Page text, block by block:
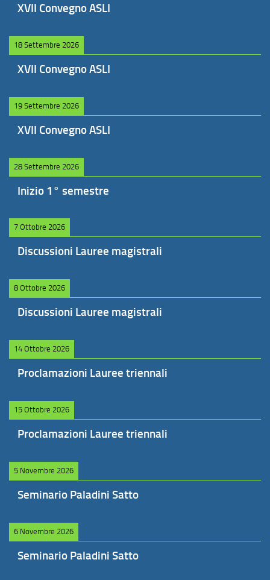
XVII Convegno ASLI
18 Settembre 2026
XVII Convegno ASLI
19 Settembre 2026
XVII Convegno ASLI
28 Settembre 2026
Inizio 1° semestre
7 Ottobre 2026
Discussioni Lauree magistrali
8 Ottobre 2026
Discussioni Lauree magistrali
14 Ottobre 2026
Proclamazioni Lauree triennali
15 Ottobre 2026
Proclamazioni Lauree triennali
5 Novembre 2026
Seminario Paladini Satto
6 Novembre 2026
Seminario Paladini Satto